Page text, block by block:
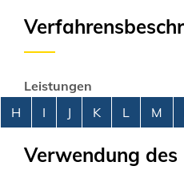
Leistungen
Alphabetisches Register
H I J K L M
Verwendung